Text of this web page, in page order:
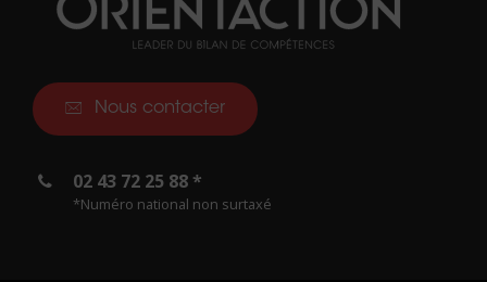
Nous contacter
02 43 72 25 88 *
*Numéro national non surtaxé